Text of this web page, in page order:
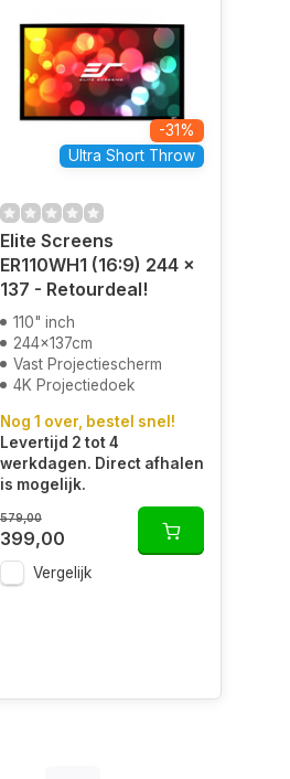
-31%
Ultra Short Throw
Elite Screens
ER110WH1 (16:9) 244 x
137 - Retourdeal!
110" inch
244x137cm
Vast Projectiescherm
4K Projectiedoek
Nog 1 over, bestel snel!
Levertijd 2 tot 4
werkdagen. Direct afhalen
is mogelijk.
579,00
399,00
Vergelijk